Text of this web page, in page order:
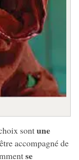
sontune
accompagné de
se